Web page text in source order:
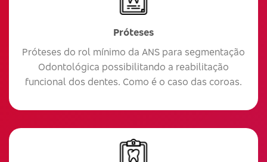
Próteses
Próteses do rol mínimo da ANS para segmentação
Odontológica possibilitando a reabilitação
funcional dos dentes. Como é o caso das coroas.